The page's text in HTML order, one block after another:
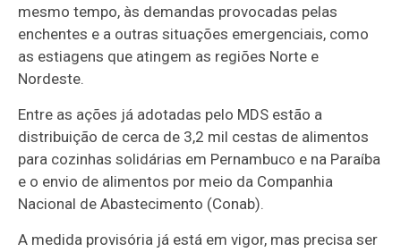
mesmo tempo, às demandas provocadas pelas
enchentes e a outras situações emergenciais, como
as estiagens que atingem as regiões Norte e
Nordeste.
Entre as ações já adotadas pelo MDS estão a
distribuição de cerca de 3,2 mil cestas de alimentos
para cozinhas solidárias em Pernambuco e na Paraíba
e o envio de alimentos por meio da Companhia
Nacional de Abastecimento (Conab).
A medida provisória já está em vigor, mas precisa ser